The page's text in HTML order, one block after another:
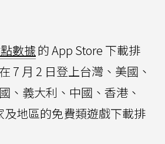
數據的 App Store 下載排
7 月 2 日登上台灣、美國、
、義大利、中國、香港、
及地區的免費類遊戲下載排